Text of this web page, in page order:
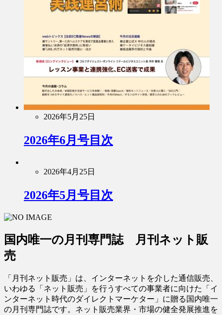
2026年5月25日
2026年6月号目次
2026年4月25日
2026年5月号目次
国内唯一の月刊専門誌 月刊ネット販
売
「月刊ネット販売」は、インターネットを介した通信販売、
いわゆる「ネット販売」を行うすべての事業者に向けた「イ
ンターネット時代のダイレクトマーケター」に贈る国内唯一
の月刊専門誌です。ネット販売業界・市場の健全発展推進を